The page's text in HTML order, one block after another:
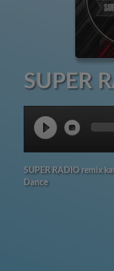
SUPER
SUPER RADIO remix
Dance